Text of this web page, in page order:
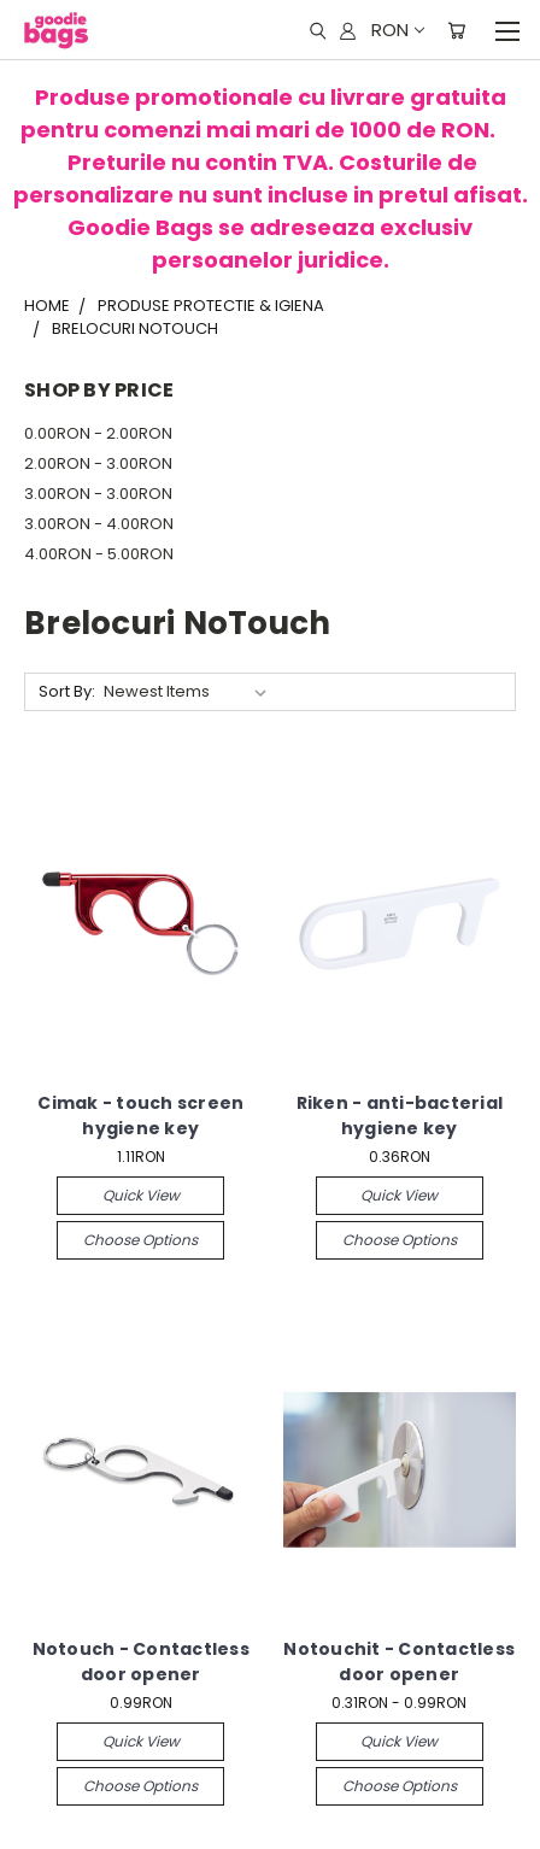
RON
Produse promotionale cu livrare gratuita
pentru comenzi mai mari de 1000 de RON.
Preturile nu contin TVA. Costurile de
personalizare nu sunt incluse in pretul afisat.
Goodie Bags se adreseaza exclusiv
persoanelor juridice.
HOME
PRODUSE PROTECTIE & IGIENA
BRELOCURI NOTOUCH
SHOP BY PRICE
0.00RON - 2.00RON
2.00RON - 3.00RON
3.00RON - 3.00RON
3.00RON - 4.00RON
4.00RON - 5.00RON
Brelocuri NoTouch
Sort By:
Cimak - touch screen
hygiene key
1.11RON
Quick View
Choose Options
Riken - anti-bacterial
hygiene key
0.36RON
Quick View
Choose Options
Notouch - Contactless
door opener
0.99RON
Quick View
Choose Options
Notouchit - Contactless
door opener
0.31RON - 0.99RON
Quick View
Choose Options